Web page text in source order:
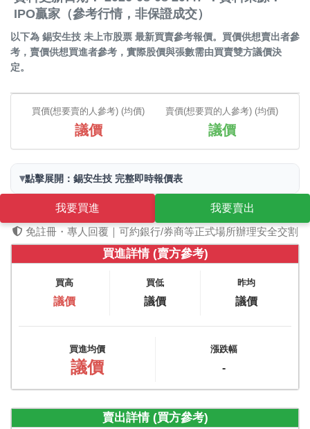
IPO贏家（參考行情，非保證成交）
以下為 錫安生技 未上市股票 最新買賣參考報價。買價供想賣出者參
考，賣價供想買進者參考，實際股價與張數需由買賣雙方議價決
定。
買價(想要賣的人參考) (均價)
議價
賣價(想要買的人參考) (均價)
議價
▾點擊展開：錫安生技 完整即時報價表
我要買進
我要賣出
免註冊・專人回覆｜可約銀行/券商等正式場所辦理安全交割
買進詳情 (賣方參考)
買高
議價
買低
議價
昨均
議價
買進均價
議價
漲跌幅
-
賣出詳情 (買方參考)